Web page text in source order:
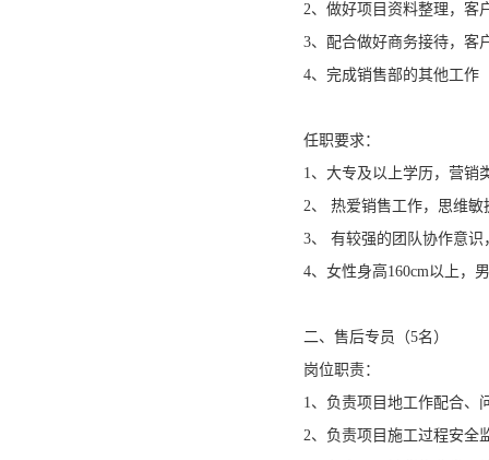
2、做好项目资料整理，客
3、配合做好商务接待，客
4、完成销售部的其他工作
任职要求：
1、大专及以上学历，营销
2、 热爱销售工作，思维敏
3、 有较强的团队协作意
4、女性身高160cm以上，
二、售后专员（5名）
岗位职责：
1、负责项目地工作配合、
2、负责项目施工过程安全